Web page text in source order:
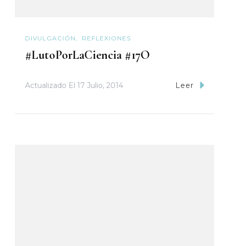
DIVULGACIÓN REFLEXIONES
#LutoPorLaCiencia #17O
Actualizado El 17 Julio, 2014 Leer